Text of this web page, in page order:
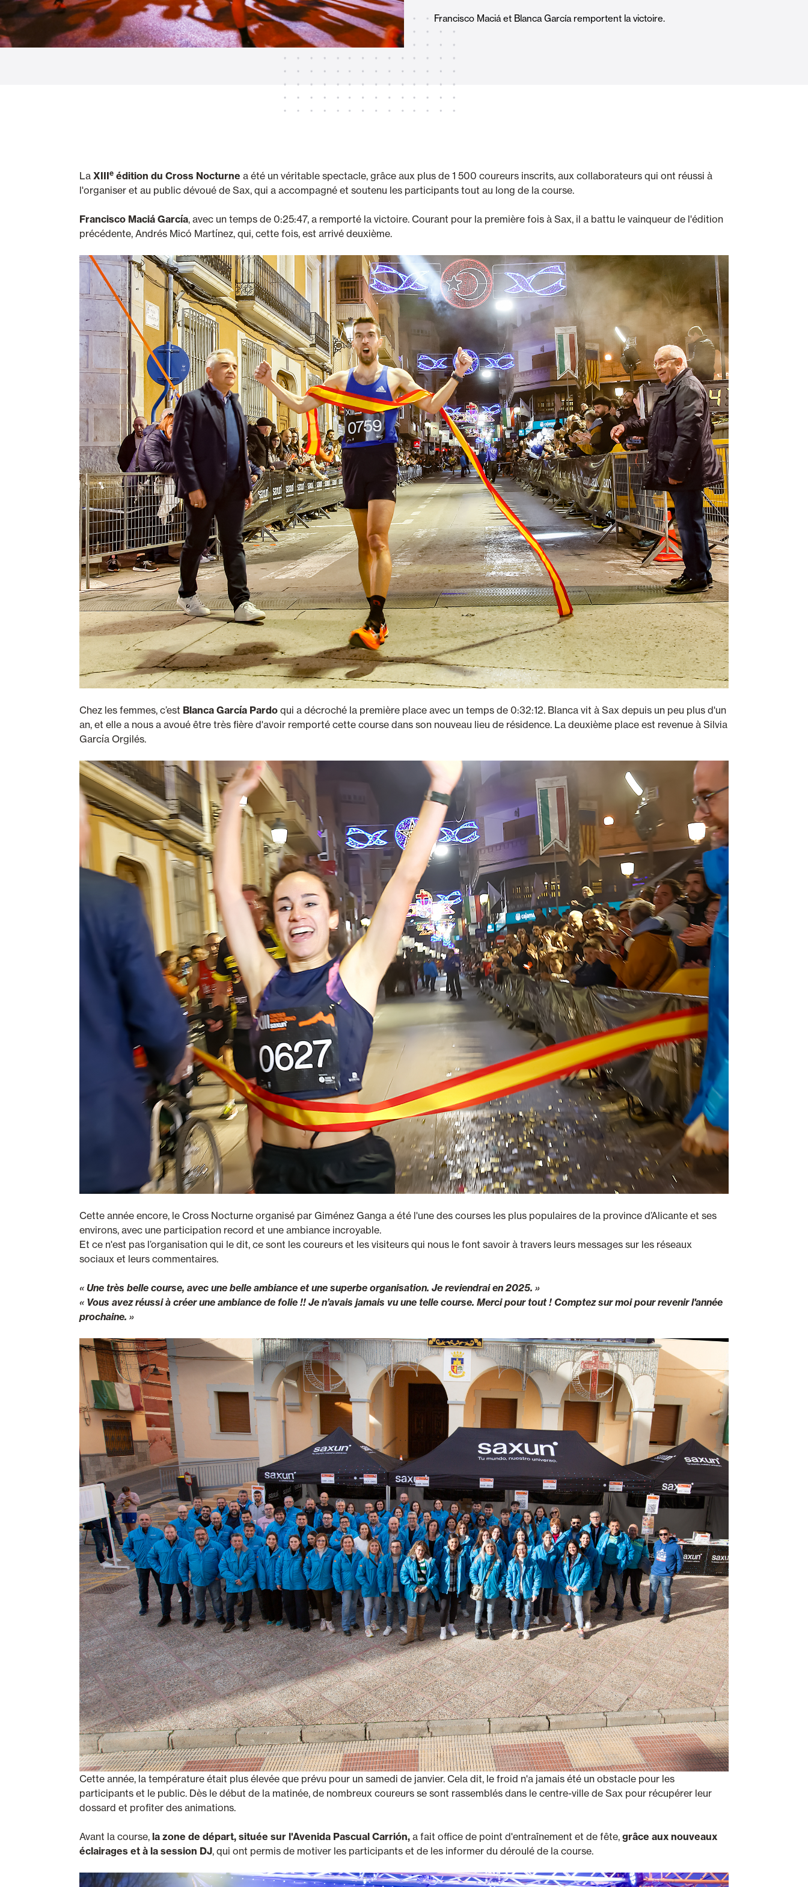
Rideaux de Verre Alicantines et Rideaux PVC Stores Portes Automatiques
VOIR TOUS LES PRODUITS
Francisco Maciá et Blanca García remportent la victoire.
La XIIIe édition du Cross Nocturne a été un véritable spectacle, grâce aux plus de 1 500 coureurs inscrits, aux collaborateurs qui ont réussi à
l'organiser et au public dévoué de Sax, qui a accompagné et soutenu les participants tout au long de la course.
Francisco Maciá García, avec un temps de 0:25:47, a remporté la victoire. Courant pour la première fois à Sax, il a battu le vainqueur de l'édition
précédente, Andrés Micó Martínez, qui, cette fois, est arrivé deuxième.
Chez les femmes, c’est Blanca García Pardo qui a décroché la première place avec un temps de 0:32:12. Blanca vit à Sax depuis un peu plus d'un
an, et elle a nous a avoué être très fière d'avoir remporté cette course dans son nouveau lieu de résidence. La deuxième place est revenue à Silvia
García Orgilés.
Cette année encore, le Cross Nocturne organisé par Giménez Ganga a été l'une des courses les plus populaires de la province d’Alicante et ses
environs, avec une participation record et une ambiance incroyable.
Et ce n'est pas l’organisation qui le dit, ce sont les coureurs et les visiteurs qui nous le font savoir à travers leurs messages sur les réseaux
sociaux et leurs commentaires.
« Une très belle course, avec une belle ambiance et une superbe organisation. Je reviendrai en 2025. »
« Vous avez réussi à créer une ambiance de folie !! Je n’avais jamais vu une telle course. Merci pour tout ! Comptez sur moi pour revenir l'année
prochaine. »
Cette année, la température était plus élevée que prévu pour un samedi de janvier. Cela dit, le froid n'a jamais été un obstacle pour les
participants et le public. Dès le début de la matinée, de nombreux coureurs se sont rassemblés dans le centre-ville de Sax pour récupérer leur
dossard et profiter des animations.
Avant la course, la zone de départ, située sur l'Avenida Pascual Carrión, a fait office de point d'entraînement et de fête, grâce aux nouveaux
éclairages et à la session DJ, qui ont permis de motiver les participants et de les informer du déroulé de la course.